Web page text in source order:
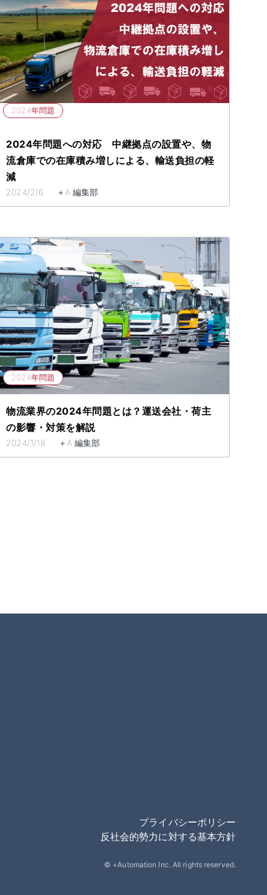
2024年問題
2024年問題への対応 中継拠点の設置や、物
流倉庫での在庫積み増しによる、輸送負担の軽
減
2024/2/6 ＋A 編集部
2024年問題
物流業界の2024年問題とは？運送会社・荷主
の影響・対策を解説
2024/1/18 ＋A 編集部
プライバシーポリシー
反社会的勢力に対する基本方針
© +Automation Inc. All rights reserved.